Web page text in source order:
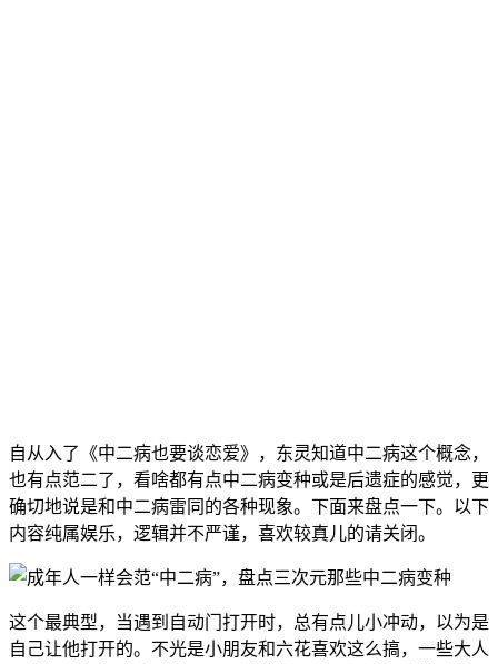
自从入了《中二病也要谈恋爱》，东灵知道中二病这个概念，
也有点范二了，看啥都有点中二病变种或是后遗症的感觉，更
确切地说是和中二病雷同的各种现象。下面来盘点一下。以下
内容纯属娱乐，逻辑并不严谨，喜欢较真儿的请关闭。
这个最典型，当遇到自动门打开时，总有点儿小冲动，以为是
自己让他打开的。不光是小朋友和六花喜欢这么搞，一些大人